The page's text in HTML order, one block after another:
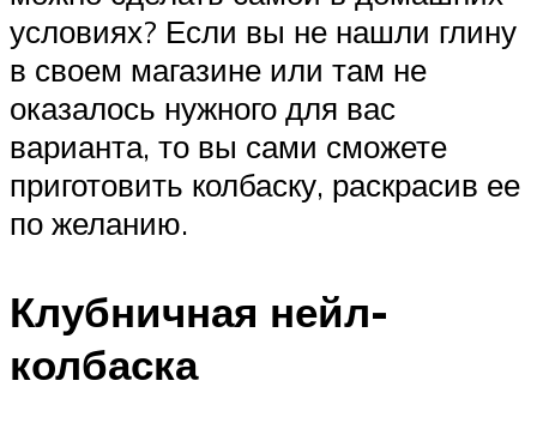
условиях? Если вы не нашли глину
в своем магазине или там не
оказалось нужного для вас
варианта, то вы сами сможете
приготовить колбаску, раскрасив ее
по желанию.
Клубничная нейл-
колбаска